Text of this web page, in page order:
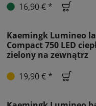
16,90 € *
Kaemingk Lumineo
Compact 750 LED
zielony na zewnątrz
19,90 € *